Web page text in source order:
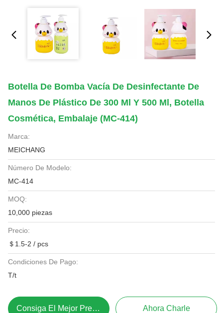
Botella De Bomba Vacía De Desinfectante De
Manos De Plástico De 300 Ml Y 500 Ml, Botella
Cosmética, Embalaje (MC-414)
Marca:
MEICHANG
Número De Modelo:
MC-414
MOQ:
10,000 piezas
Precio:
＄1.5-2 / pcs
Condiciones De Pago:
T/t
Consiga El Mejor Precio Ahora Charle